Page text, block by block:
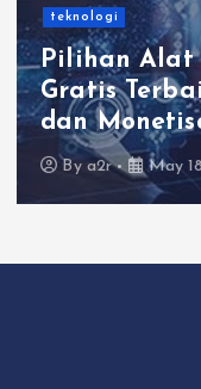
teknologi
Pilihan Alat
Gratis
dan
By a2r May